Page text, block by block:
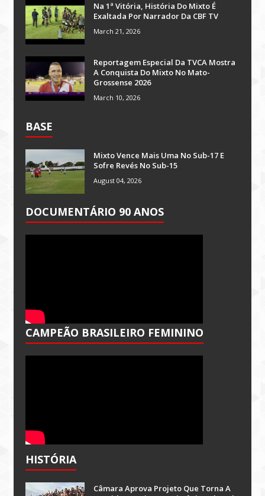
Na 1ª Vitória, História Do Mixto É
Exaltada Por Narrador Da CBF TV
March 21, 2026
Reportagem Especial Da TVCA Mostra
A Conquista Do Mixto No Mato-
Grossense 2026
March 10, 2026
BASE
Mixto Vence Mais Uma No Sub-17 E
Sofre Revés No Sub-15
August 04, 2026
DOCUMENTÁRIO 90 ANOS
CAMPEÃO BRASILEIRO FEMININO
HISTÓRIA
Câmara Aprova Projeto Que Torna A